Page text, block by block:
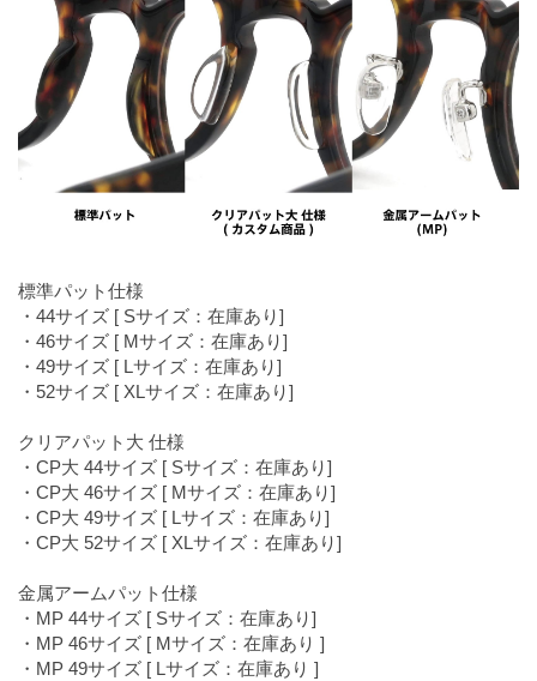
標準パット仕様
・44サイズ [ Sサイズ：在庫あり]
・46サイズ [ Mサイズ：在庫あり]
・49サイズ [ Lサイズ：在庫あり]
・52サイズ [ XLサイズ：在庫あり]
クリアパット大 仕様
・CP大 44サイズ [ Sサイズ：在庫あり]
・CP大 46サイズ [ Mサイズ：在庫あり]
・CP大 49サイズ [ Lサイズ：在庫あり]
・CP大 52サイズ [ XLサイズ：在庫あり]
金属アームパット仕様
・MP 44サイズ [ Sサイズ：在庫あり]
・MP 46サイズ [ Mサイズ：在庫あり ]
・MP 49サイズ [ Lサイズ：在庫あり ]